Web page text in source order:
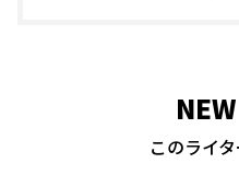
このライ